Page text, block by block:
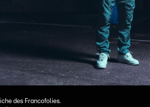
des Francofolies.